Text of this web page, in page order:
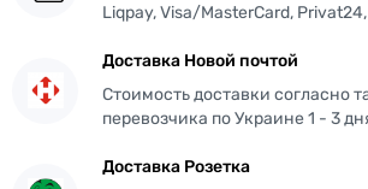
Liqpay, Visa/MasterCard,
Доставка Новой почтой
Стоимость доставки согласно
перевозчика по Украине 1 - 3
Доставка Розетка